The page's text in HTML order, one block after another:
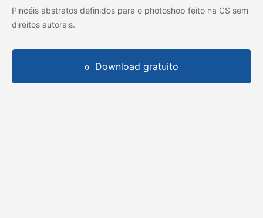
Pincéis abstratos definidos para o photoshop feito na CS sem
direitos autorais.
Download gratuito